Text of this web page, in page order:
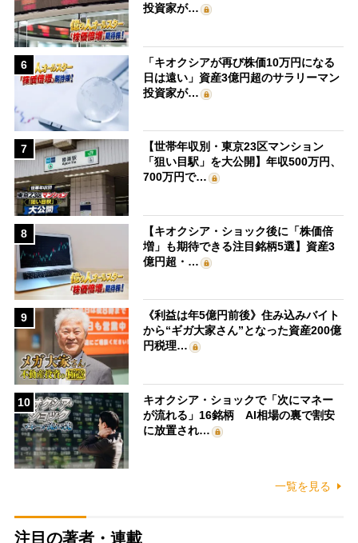
投資家が…
6
「キオクシアが再び株価10万円になる
日は遠い」資産3億円超のサラリーマン
投資家が…
7
【世帯年収別・東京23区マンション
「狙い目駅」を大公開】年収500万円、
700万円で…
8
【キオクシア・ショック後に「株価倍
増」も期待できる注目銘柄5選】資産3
億円超・…
9
《利益は年5億円前後》住み込みバイト
から“ギガ大家さん”となった資産200億
円税理…
10
キオクシア・ショックで「次にマネー
が流れる」16銘柄 AI相場の裏で割安
に放置され…
一覧を見る
注目の著者・連載